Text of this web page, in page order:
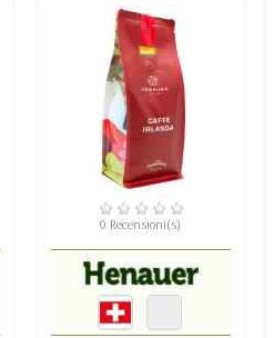
NON DISPONIBILE
0 Recensioni(s)